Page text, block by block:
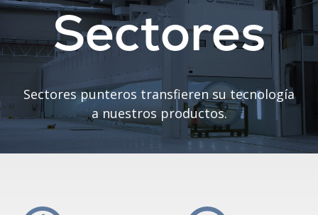
Sectores
Sectores punteros transfieren su tecnología
a nuestros productos.